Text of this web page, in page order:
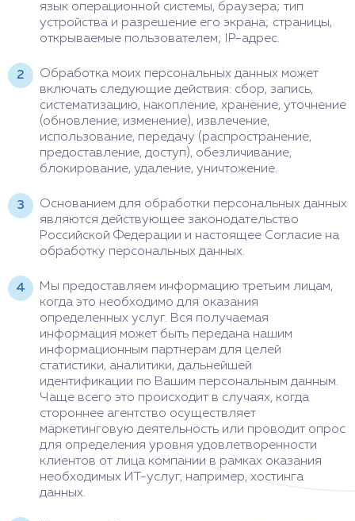
язык операционной системы, браузера; тип
устройства и разрешение его экрана; страницы,
открываемые пользователем; IP-адрес.
Обработка моих персональных данных может
включать следующие действия: сбор, запись,
систематизацию, накопление, хранение, уточнение
(обновление, изменение), извлечение,
использование, передачу (распространение,
предоставление, доступ), обезличивание,
блокирование, удаление, уничтожение.
Основанием для обработки персональных данных
являются действующее законодательство
Российской Федерации и настоящее Согласие на
обработку персональных данных.
Мы предоставляем информацию третьим лицам,
когда это необходимо для оказания
определенных услуг. Вся получаемая
информация может быть передана нашим
информационным партнерам для целей
статистики, аналитики, дальнейшей
идентификации по Вашим персональным данным.
Чаще всего это происходит в случаях, когда
стороннее агентство осуществляет
маркетинговую деятельность или проводит опрос
для определения уровня удовлетворенности
клиентов от лица компании в рамках оказания
необходимых ИТ-услуг, например, хостинга
данных.